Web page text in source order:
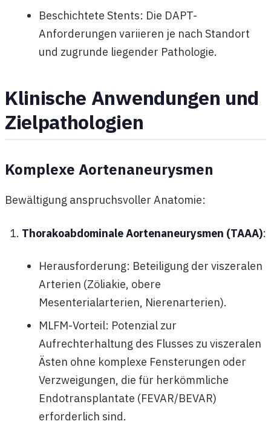
Beschichtete Stents: Die DAPT-
Anforderungen variieren je nach Standort
und zugrunde liegender Pathologie.
Klinische Anwendungen und
Zielpathologien
Komplexe Aortenaneurysmen
Bewältigung anspruchsvoller Anatomie:
Thorakoabdominale Aortenaneurysmen (TAAA):
Herausforderung: Beteiligung der viszeralen
Arterien (Zöliakie, obere
Mesenterialarterien, Nierenarterien).
MLFM-Vorteil: Potenzial zur
Aufrechterhaltung des Flusses zu viszeralen
Ästen ohne komplexe Fensterungen oder
Verzweigungen, die für herkömmliche
Endotransplantate (FEVAR/BEVAR)
erforderlich sind.